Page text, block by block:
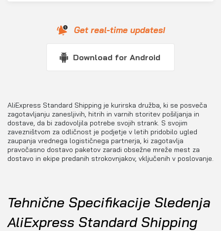
Get real-time updates!
Download for Android
AliExpress Standard Shipping je kurirska družba, ki se posveča
zagotavljanju zanesljivih, hitrih in varnih storitev pošiljanja in
dostave, da bi zadovoljila potrebe svojih strank. S svojim
zavezništvom za odličnost je podjetje v letih pridobilo ugled
zaupanja vrednega logističnega partnerja, ki zagotavlja
pravočasno dostavo paketov zaradi obsežne mreže mest za
dostavo in ekipe predanih strokovnjakov, vključenih v poslovanje.
Tehnične Specifikacije Sledenja
AliExpress Standard Shipping